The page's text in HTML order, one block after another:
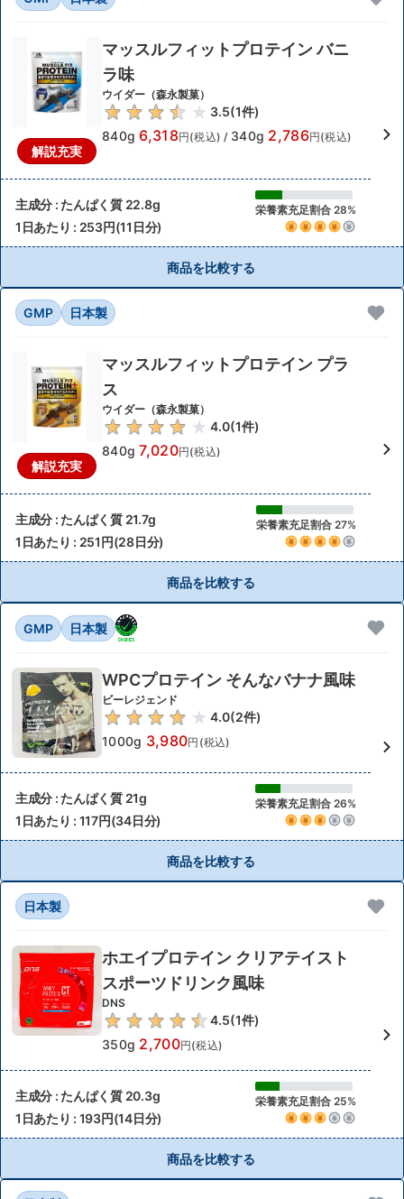
解説充実
マッスルフィットプロテイン バニ
ラ味
ウイダー（森永製菓）
3.5(1件)
840g 6,318円(税込) / 340g 2,786円(税込)
主成分 : たんぱく質 22.8g 栄養素充足割合 28%
1日あたり : 253円(11日分)
商品を比較する
GMP 日本製
解説充実
マッスルフィットプロテイン プラ
ス
ウイダー（森永製菓）
4.0(1件)
840g 7,020円(税込)
主成分 : たんぱく質 21.7g 栄養素充足割合 27%
1日あたり : 251円(28日分)
商品を比較する
GMP 日本製
WPCプロテイン そんなバナナ風味
ビーレジェンド
4.0(2件)
1000g 3,980円(税込)
主成分 : たんぱく質 21g 栄養素充足割合 26%
1日あたり : 117円(34日分)
商品を比較する
日本製
ホエイプロテイン クリアテイスト
スポーツドリンク風味
DNS
4.5(1件)
350g 2,700円(税込)
主成分 : たんぱく質 20.3g 栄養素充足割合 25%
1日あたり : 193円(14日分)
商品を比較する